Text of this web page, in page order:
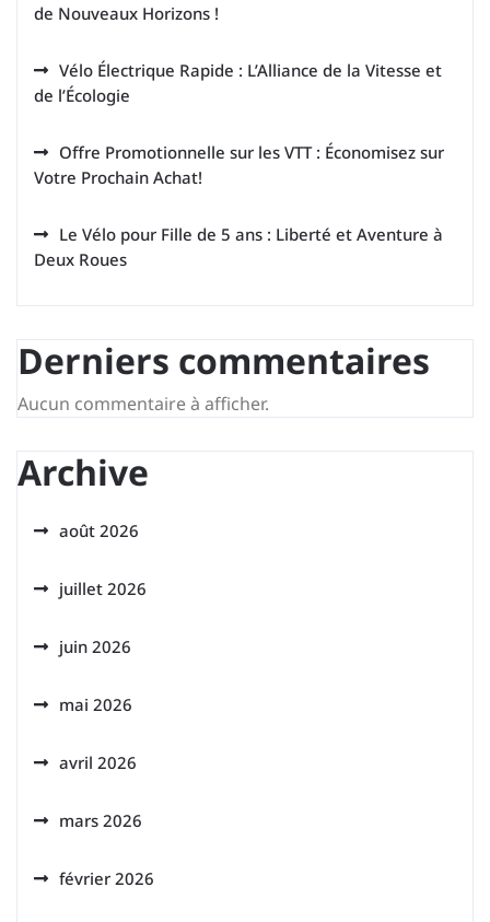
de Nouveaux Horizons !
Vélo Électrique Rapide : L’Alliance de la Vitesse et
de l’Écologie
Offre Promotionnelle sur les VTT : Économisez sur
Votre Prochain Achat!
Le Vélo pour Fille de 5 ans : Liberté et Aventure à
Deux Roues
Derniers commentaires
Aucun commentaire à afficher.
Archive
août 2026
juillet 2026
juin 2026
mai 2026
avril 2026
mars 2026
février 2026